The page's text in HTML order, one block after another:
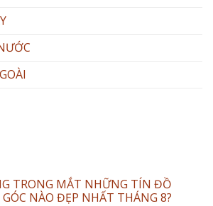
TRONG MẮT NHỮNG TÍN ĐỒ
GÓC NÀO ĐẸP NHẤT THÁNG 8?